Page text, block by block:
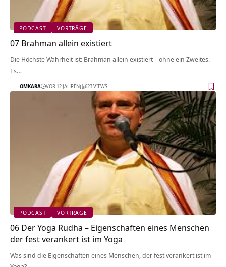
PODCAST VORTRÄGE
07 Brahman allein existiert
Die Höchste Wahrheit ist: Brahman allein existiert – ohne ein Zweites.
Es…
OMKARA VOR 12 JAHREN 623 VIEWS
PODCAST VORTRÄGE
06 Der Yoga Rudha – Eigenschaften eines Menschen
der fest verankert ist im Yoga
Was sind die Eigenschaften eines Menschen, der fest verankert ist im